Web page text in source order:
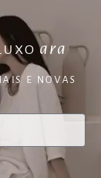
ara
E NOVAS